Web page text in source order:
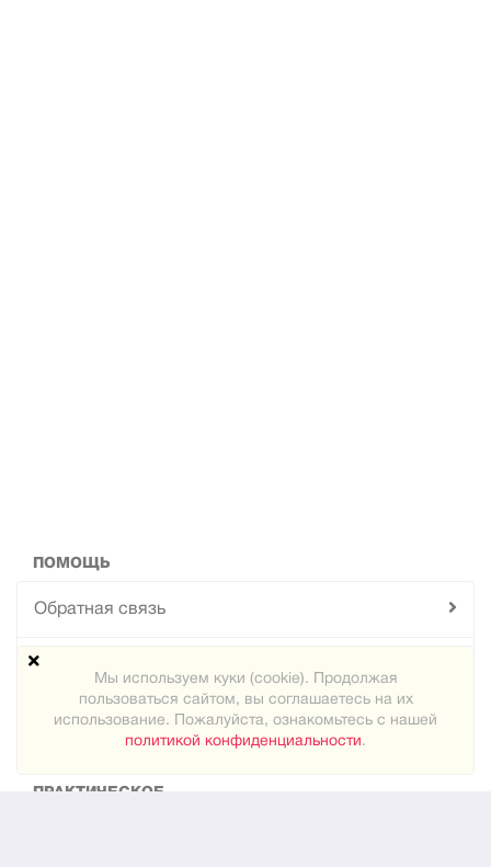
ПОМОЩЬ
Обратная связь
Техподдержка
Карта сайта
ПРАКТИЧЕСКОЕ
Мы используем куки (cookie). Продолжая
пользоваться сайтом, вы соглашаетесь на их
использование. Пожалуйста, ознакомьтесь с нашей
политикой конфиденциальности.